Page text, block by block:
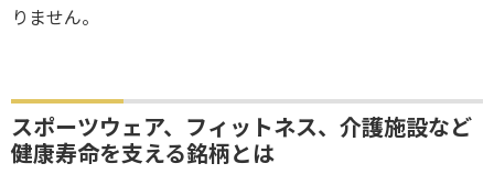
りません。
スポーツウェア、フィットネス、介護施設など
健康寿命を支える銘柄とは